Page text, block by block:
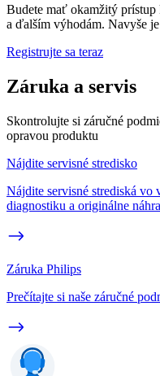
Budete mať okamžitý prístup
a ďalším výhodám. Navyše
Registrujte sa teraz
Záruka a servis
Skontrolujte si záručné
opravou produktu
Nájdite servisné stredisko
Nájdite servisné strediská
diagnostiku a originálne
Záruka Philips
Prečítajte si naše záručné